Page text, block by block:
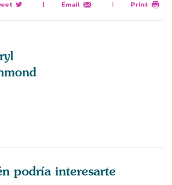
| Email | Print
podría interesarte